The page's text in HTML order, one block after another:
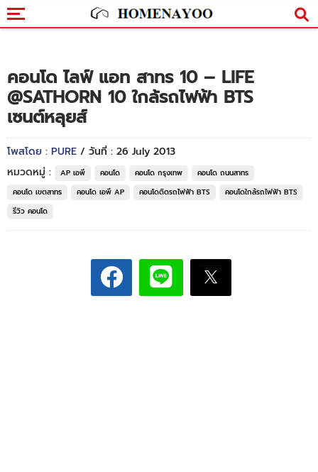
คอนโด ไลฟ์ แอท สาทร 10 – LIFE
@SATHORN 10 ใกล้รถไฟฟ้า BTS
เซนต์หลุยส์
โพสโดย : PURE / วันที่ : 26 July 2013
หมวดหมู่ :
AP เอพี คอนโด คอนโด กรุงเทพ
คอนโด ถนนสาทร
คอนโด เขตสาทร
คอนโด เอพี AP คอนโดติดรถไฟฟ้า BTS
คอนโดใกล้รถไฟฟ้า BTS
รีวิว คอนโด